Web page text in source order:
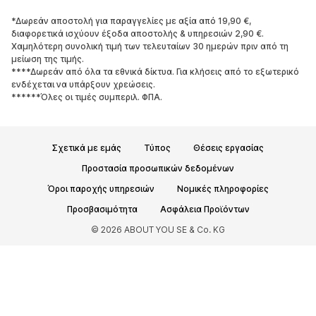
ΠΑΠΟΎΤΣΙΑ
ΝΕΑ
Trending
Sneakers
Μποτάκια
Γόβες και ψηλοτάκουνα
Παντόφλες
Αποκλειστικά
Αθλήματα
*Δωρεάν αποστολή για παραγγελίες με αξία από 19,90 €,
διαφορετικά ισχύουν έξοδα αποστολής & υπηρεσιών 2,90 €.
Χαμηλότερη συνολική τιμή των τελευταίων 30 ημερών πριν από τη
μείωση της τιμής.
****Δωρεάν από όλα τα εθνικά δίκτυα. Για κλήσεις από το εξωτερικό
ενδέχεται να υπάρξουν χρεώσεις.
******Όλες οι τιμές συμπεριλ. ΦΠΑ.
Σχετικά με εμάς Τύπος
Θέσεις εργασίας
Προστασία προσωπικών δεδομένων
Όροι παροχής υπηρεσιών
Νομικές πληροφορίες
Προσβασιμότητα
Ασφάλεια Προϊόντων
© 2026 ABOUT YOU SE & Co. KG